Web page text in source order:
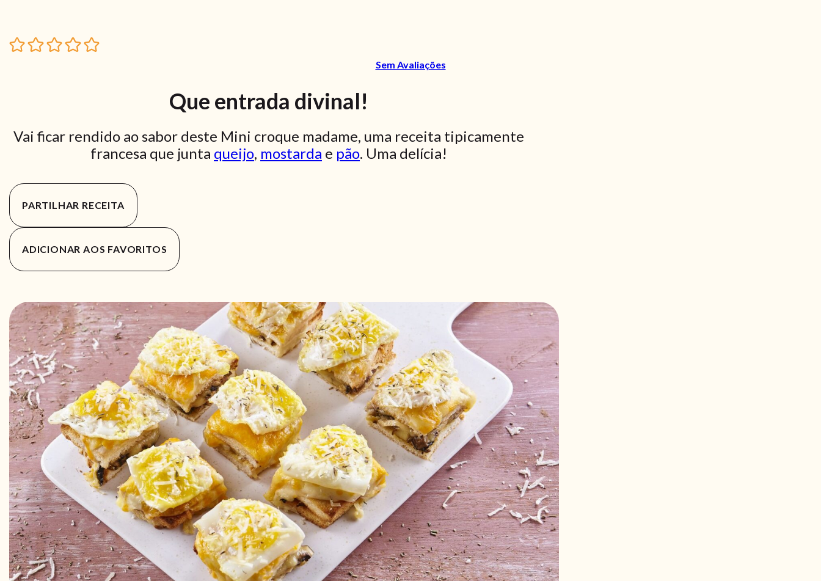
Sem Avaliações
Que entrada divinal!
Vai ficar rendido ao sabor deste Mini croque madame, uma receita tipicamente
francesa que junta queijo, mostarda e pão. Uma delícia!
PARTILHAR RECEITA
ADICIONAR AOS FAVORITOS